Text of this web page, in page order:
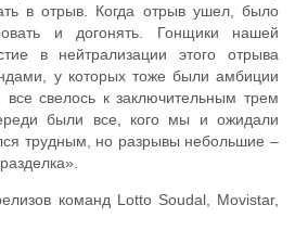
в отрыв. Когда отрыв ушел, было
и догонять. Гонщики нашей
в нейтрализации этого отрыва
у которых тоже были амбиции
свелось к заключительным трем
были все, кого мы и ожидали
трудным, но разрывы небольшие –
команд Lotto Soudal, Movistar,